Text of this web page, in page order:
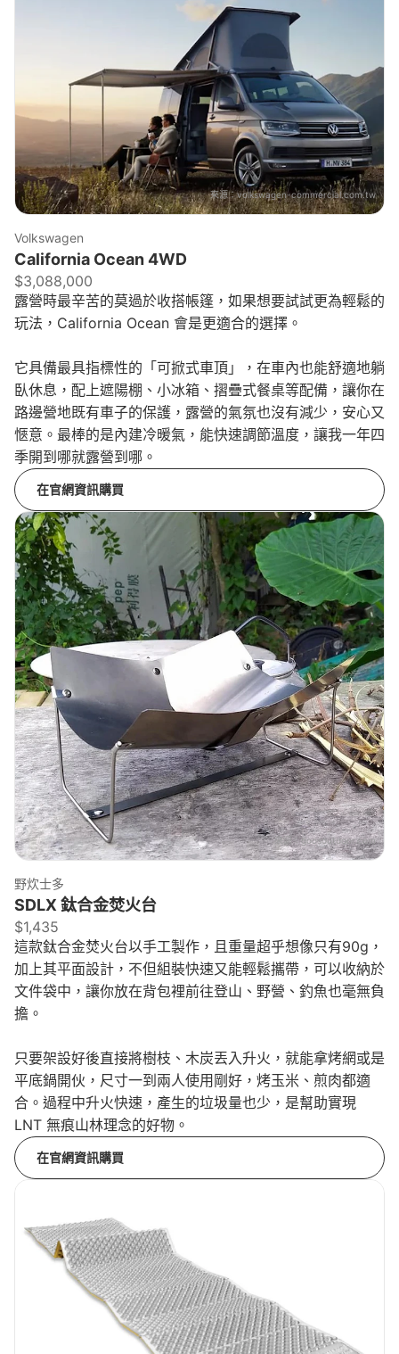
來源：volkswagen-commercial.com.tw
Volkswagen
California Ocean 4WD
$3,088,000
露營時最辛苦的莫過於收搭帳篷，如果想要試試更為輕鬆的
玩法，California Ocean 會是更適合的選擇。
它具備最具指標性的「可掀式車頂」，在車內也能舒適地躺
臥休息，配上遮陽棚、小冰箱、摺疊式餐桌等配備，讓你在
路邊營地既有車子的保護，露營的氣氛也沒有減少，安心又
愜意。最棒的是內建冷暖氣，能快速調節溫度，讓我一年四
季開到哪就露營到哪。
在官網資訊購買
來源：goosoutdoor.com
野炊士多
SDLX 鈦合金焚火台
$1,435
這款鈦合金焚火台以手工製作，且重量超乎想像只有90g，
加上其平面設計，不但組裝快速又能輕鬆攜帶，可以收納於
文件袋中，讓你放在背包裡前往登山、野營、釣魚也毫無負
擔。
只要架設好後直接將樹枝、木炭丟入升火，就能拿烤網或是
平底鍋開伙，尺寸一到兩人使用剛好，烤玉米、煎肉都適
合。過程中升火快速，產生的垃圾量也少，是幫助實現
LNT 無痕山林理念的好物。
在官網資訊購買